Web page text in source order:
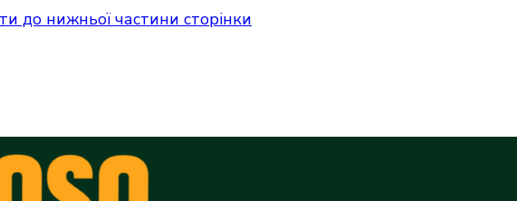
до нижньої частини сторінки